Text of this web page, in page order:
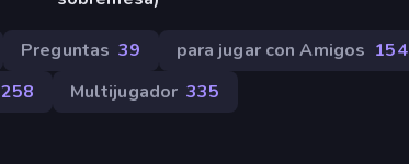
Preguntas 39 para jugar con Amigos 154
258 Multijugador 335